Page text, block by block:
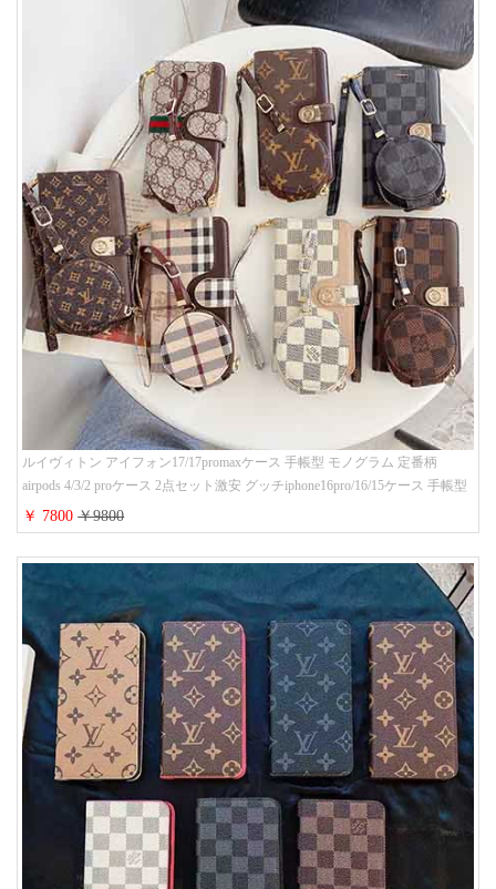
ルイヴィトン アイフォン17/17promaxケース 手帳型 モノグラム 定番柄
airpods 4/3/2 proケース 2点セット激安 グッチiphone16pro/16/15ケース 手帳型
財布カード入り 多機能 ハイ ブランド Galaxy S25/S24/S23手帳カバー おすす
め
￥ 7800￥9800